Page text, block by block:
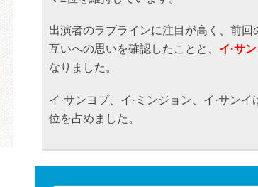
出演者のラブラインに注目が高く、前回
互いへの思いを確認したことと、 イ·サ
なりました。
イ·サンヨプ、イ·ミンジョン、イ·サン
位を占めました。